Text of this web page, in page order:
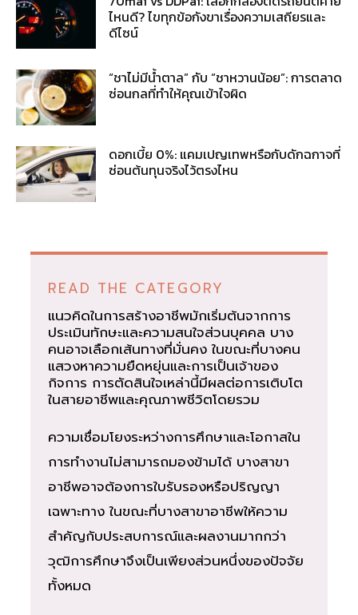
ไหนดี? ไขทุกข้อกังขาเรื่องความเสถียรและ
ดีไซน์
“ชาไม่มีน้ำตาล” กับ “ชาหวานน้อย”: การตลาด
ซ่อนกลที่ทำให้คุณเข้าใจผิด
ดอกเบี้ย 0%: แคมเปญเทพหรือกับดักฉกาจที่
ซ่อนต้นทุนจริงไว้ตรงไหน
READ THE CATEGORY
แนวคิดในการสร้างอาชีพมักเริ่มต้นจากการ
ประเมินทักษะและความสนใจส่วนบุคคล บาง
คนอาจเลือกเส้นทางที่มั่นคง ในขณะที่บางคน
แสวงหาความยืดหยุ่นและการเป็นเจ้าของ
กิจการ การตัดสินใจเหล่านี้มีผลต่อการเติบโต
ในสายอาชีพและคุณภาพชีวิตโดยรวม
ความเชื่อมโยงระหว่างการศึกษาและโอกาสใน
การทำงานไม่สามารถมองข้ามได้ บางสาขา
อาชีพอาจต้องการใบรับรองหรือปริญญา
เฉพาะทาง ในขณะที่บางสาขาอาชีพให้ความ
สำคัญกับประสบการณ์และผลงานมากกว่า
วุฒิการศึกษาจึงเป็นเพียงส่วนหนึ่งของปัจจัย
ทั้งหมด